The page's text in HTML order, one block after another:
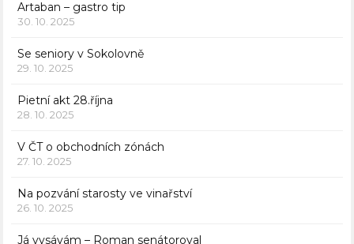
Artaban – gastro tip
30. 10. 2025
Se seniory v Sokolovně
29. 10. 2025
Pietní akt 28.října
28. 10. 2025
V ČT o obchodních zónách
27. 10. 2025
Na pozvání starosty ve vinařství
26. 10. 2025
Já vysávám – Roman senátoroval